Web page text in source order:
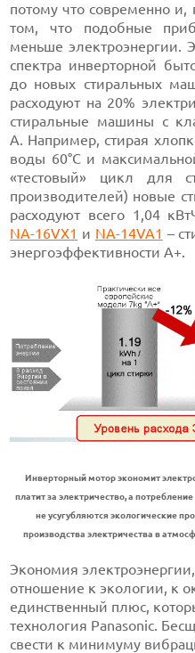
потому что современно и,
том, что подобные
меньше электроэнергии.
спектра инверторной
до новых стиральных
расходуют на 20%
стиральные машины с
А. Например, стирая
воды 60°С и
«тестовый» цикл для
производителей) новые
расходуют всего 1,04
NA-16VX1 и NA-14VA1 –
энергоэффективности А+.
Инверторный мотор экономит
платит за электричество, а
не усугубляются экологические
производства электричества в
Экономия
отношение к экологии, к
единственный плюс,
технология Panasonic.
свести к минимуму